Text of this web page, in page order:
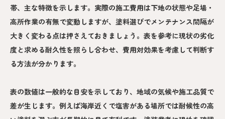
帯、主な特徴を示します。実際の施工費用は下地の状態や足場・
高所作業の有無で変動しますが、塗料選びでメンテナンス間隔が
大きく変わる点は押さえておきましょう。表を参考に現状の劣化
度と求める耐久性を照らし合わせ、費用対効果を考慮して判断す
る方法が分かります。
表の数値は一般的な目安を示しており、地域の気候や施工品質で
差が生じます。例えば海岸近くで塩害がある場所では耐候性の高